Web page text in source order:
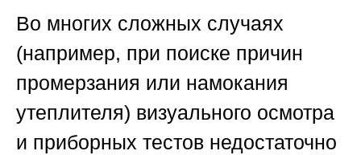
Во многих сложных случаях
(например, при поиске причин
промерзания или намокания
утеплителя) визуального осмотра
и приборных тестов недостаточно